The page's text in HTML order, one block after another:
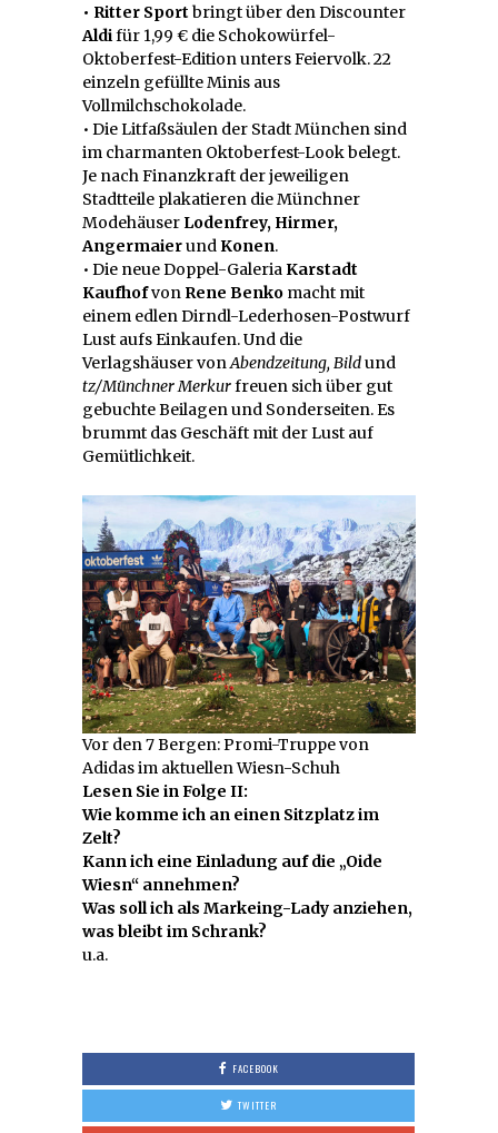
• Ritter Sport bringt über den Discounter
Aldifür 1,99 € die Schokowürfel-
Oktoberfest-Edition unters Feiervolk. 22
einzeln gefüllte Minis aus
Vollmilchschokolade.
• Die Litfaßsäulen der Stadt München sind
im charmanten Oktoberfest-Look belegt.
Je nach Finanzkraft der jeweiligen
Stadtteile plakatieren die Münchner
Modehäuser Lodenfrey, Hirmer,
Angermaierund Konen.
• Die neue Doppel-Galeria Karstadt
Kaufhofvon Rene Benko macht mit
einem edlen Dirndl-Lederhosen-Postwurf
Lust aufs Einkaufen. Und die
Verlagshäuser von Abendzeitung, Bildund
tz/Münchner Merkurfreuen sich über gut
gebuchte Beilagen und Sonderseiten. Es
brummt das Geschäft mit der Lust auf
Gemütlichkeit.
Vor den 7 Bergen: Promi-Truppe von
Adidas im aktuellen Wiesn-Schuh
Lesen Sie in Folge II:
Wie komme ich an einen Sitzplatz im
Zelt?
Kann ich eine Einladung auf die „Oide
Wiesn“ annehmen?
Was soll ich als Markeing-Lady anziehen,
was bleibt im Schrank?
u.a.
FACEBOOK
TWITTER